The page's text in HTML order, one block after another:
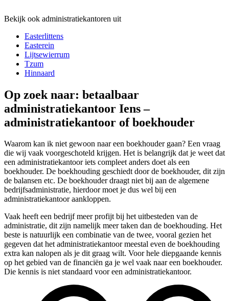
Bekijk ook administratiekantoren uit
Easterlittens
Easterein
Lijtsewierrum
Tzum
Hinnaard
Op zoek naar: betaalbaar
administratiekantoor Iens –
administratiekantoor of boekhouder
Waarom kan ik niet gewoon naar een boekhouder gaan? Een vraag
die wij vaak voorgeschoteld krijgen. Het is belangrijk dat je weet dat
een administratiekantoor iets compleet anders doet als een
boekhouder. De boekhouding geschiedt door de boekhouder, dit zijn
de balansen etc. De boekhouder draagt niet bij aan de algemene
bedrijfsadministratie, hierdoor moet je dus wel bij een
administratiekantoor aankloppen.
Vaak heeft een bedrijf meer profijt bij het uitbesteden van de
administratie, dit zijn namelijk meer taken dan de boekhouding. Het
beste is natuurlijk een combinatie van de twee, vooral gezien het
gegeven dat het administratiekantoor meestal even de boekhouding
extra kan nalopen als je dit graag wilt. Voor hele diepgaande kennis
op het gebied van de financiën ga je wel vaak naar een boekhouder.
Die kennis is niet standaard voor een administratiekantoor.